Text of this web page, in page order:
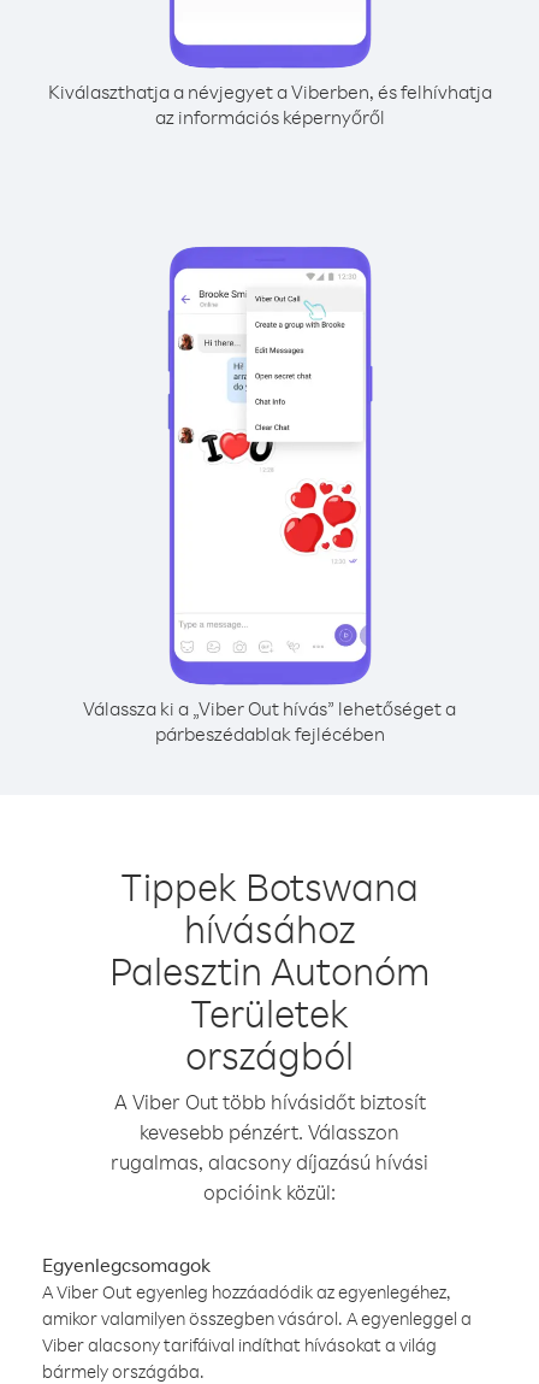
Kiválaszthatja a névjegyet a Viberben, és felhívhatja
az információs képernyőről
Válassza ki a „Viber Out hívás” lehetőséget a
párbeszédablak fejlécében
Tippek Botswana
hívásához
Palesztin Autonóm
Területek
országból
A Viber Out több hívásidőt biztosít
kevesebb pénzért. Válasszon
rugalmas, alacsony díjazású hívási
opcióink közül:
Egyenlegcsomagok
A Viber Out egyenleg hozzáadódik az egyenlegéhez,
amikor valamilyen összegben vásárol. A egyenleggel a
Viber alacsony tarifáival indíthat hívásokat a világ
bármely országába.